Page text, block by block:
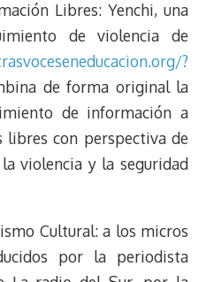
Libres: Yenchi, una
de violencia de
?
de forma original la
de información a
libres con perspectiva de
violencia y la seguridad
Cultural: a los micros
por la periodista